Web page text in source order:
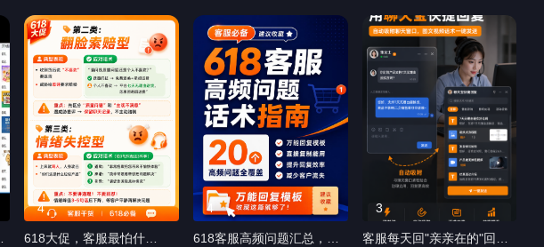
这可是纯血鸿蒙的快捷回复
软件
蒙版正式发布，华为手机也
能快捷回复了 #鸿蒙 #快捷
回复软件 #华为手机 #客服
工具 #askmeahardquestion
回复，用聊天宝实现文字，
图片，文件的一键发送，简
直太方便了 #微信回复神器
#iOS软件 #客服工具 #快捷
回复 #夯爆了
4
618大促，客服最怕什
4
618客服高频问题汇总，直
3
客服每天回"亲亲在的"回到